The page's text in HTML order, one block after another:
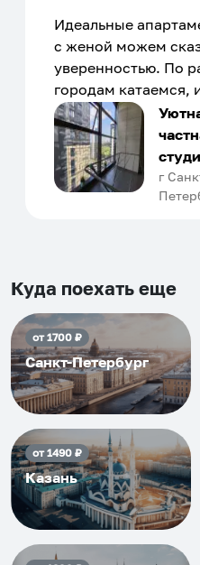
Идеальные
с женой можем
уверенностью. По
городам катаемся,
только в России.
отличном уровне.
апартаментов
человек, всегда
договориться,
приезжать еще...
г
Куда поехать еще
от1700₽
Санкт-Петербург
от1490₽
Казань